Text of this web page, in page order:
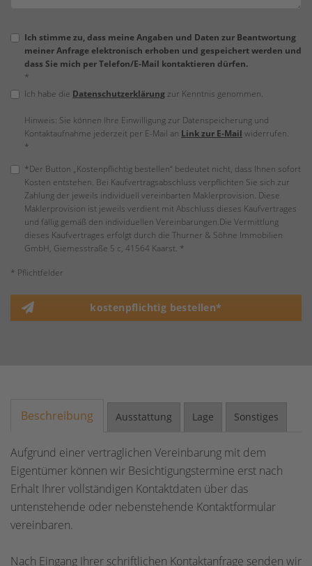
Ich stimme zu, dass meine Angaben und Daten zur Beantwortung
meiner Anfrage elektronisch erhoben und gespeichert werden und
dass Sie mich per Telefon/E-Mail kontaktieren dürfen.
*
Ich habe die Datenschutzerklärung zur Kenntnis genommen.
Hinweis: Sie können Ihre Einwilligung zur Datenspeicherung und
Kontaktaufnahme jederzeit per E-Mail an Link zur E-Mail widerrufen.
*
*Der Button „Kostenpflichtig bestellen“ bedeutet nicht, dass Ihnen sofort
Kosten entstehen. Bei Kaufvertragsabschluss verpflichten Sie sich zur
Zahlung der jeweils individuell vereinbarten Maklerprovision. Diese
Maklerprovision ist jeweils verdient mit Abschluss dieses Kaufvertrages
und fällig gemäß den individuellen Vereinbarungen.Die Vermittlung
dieses Kaufvertrages erfolgt durch die Thurner & Söhne Immobilien
GmbH, Giemesstraße 5 c, 41564 Kaarst. *
* Pflichtfelder
kostenpflichtig bestellen*
Beschreibung Ausstattung Lage Sonstiges
Aufgrund einer vertraglichen Vereinbarung mit dem
Eigentümer können wir Besichtigungstermine erst nach
Erhalt Ihrer vollständigen Kontaktdaten über das
untenstehende oder nebenstehende Kontaktformular
vereinbaren.
Nach Eingang Ihrer schriftlichen Kontaktanfrage senden wir